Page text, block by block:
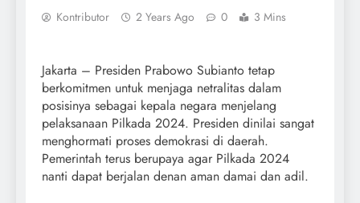
Kontributor 2 Years Ago 0 3 Mins
Jakarta – Presiden Prabowo Subianto tetap
berkomitmen untuk menjaga netralitas dalam
posisinya sebagai kepala negara menjelang
pelaksanaan Pilkada 2024. Presiden dinilai sangat
menghormati proses demokrasi di daerah.
Pemerintah terus berupaya agar Pilkada 2024
nanti dapat berjalan denan aman damai dan adil.